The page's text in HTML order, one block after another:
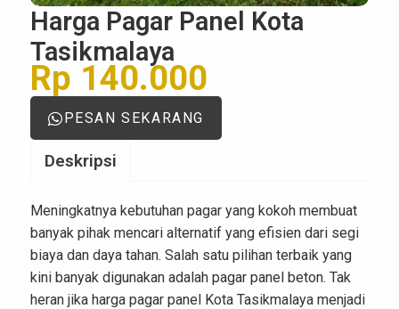
Harga Pagar Panel Kota
Tasikmalaya
Rp 140.000
PESAN SEKARANG
Deskripsi
Meningkatnya kebutuhan pagar yang kokoh membuat
banyak pihak mencari alternatif yang efisien dari segi
biaya dan daya tahan. Salah satu pilihan terbaik yang
kini banyak digunakan adalah pagar panel beton. Tak
heran jika harga pagar panel Kota Tasikmalaya menjadi